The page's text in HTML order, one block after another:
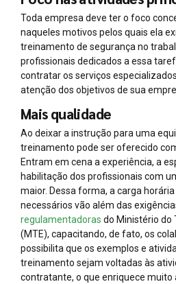
Toda empresa deve ter o foco
naqueles motivos pelos quais ela
treinamento de segurança no
profissionais dedicados a essa
contratar os serviços
atenção dos objetivos de sua
Mais qualidade
Ao deixar a instrução para uma
treinamento pode ser oferecido
Entram em cena a experiência, a
habilitação dos profissionais com
maior. Dessa forma, a carga
necessários vão além das
regulamentadoras do Ministério do
(MTE), capacitando, de fato, os
possibilita que os exemplos e
treinamento sejam voltadas às
contratante, o que enriquece